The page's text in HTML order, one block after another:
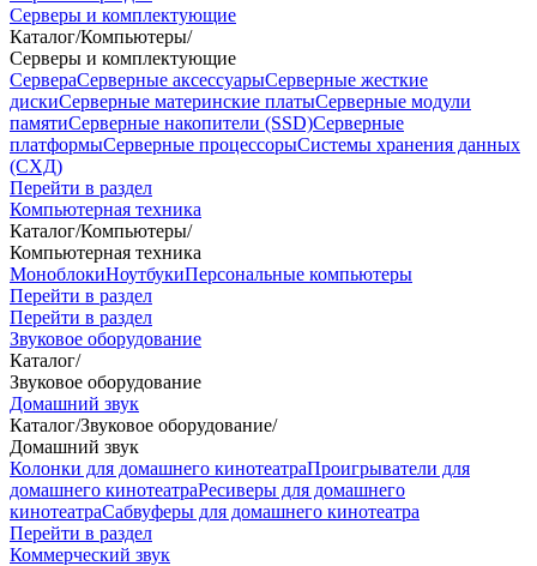
Серверы и комплектующие
Каталог/Компьютеры/
Серверы и комплектующие
СервераСерверные аксессуарыСерверные жесткие
дискиСерверные материнские платыСерверные модули
памятиСерверные накопители (SSD)Серверные
платформыСерверные процессорыСистемы хранения данных
(СХД)
Перейти в раздел
Компьютерная техника
Каталог/Компьютеры/
Компьютерная техника
МоноблокиНоутбукиПерсональные компьютеры
Перейти в раздел
Перейти в раздел
Звуковое оборудование
Каталог/
Звуковое оборудование
Домашний звук
Каталог/Звуковое оборудование/
Домашний звук
Колонки для домашнего кинотеатраПроигрыватели для
домашнего кинотеатраРесиверы для домашнего
кинотеатраСабвуферы для домашнего кинотеатра
Перейти в раздел
Коммерческий звук